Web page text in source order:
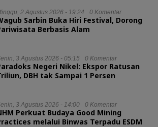
2 Agustus 2026 - 19:24 0 Komentar
Sarbin Buka Hiri Festival, Dorong
Berbasis Alam
3 Agustus 2026 - 05:15 0 Komentar
Negeri Nikel: Ekspor Ratusan
DBH tak Sampai 1 Persen
3 Agustus 2026 - 14:00 0 Komentar
Perkuat Budaya Good Mining
melalui Binwas Terpadu ESDM